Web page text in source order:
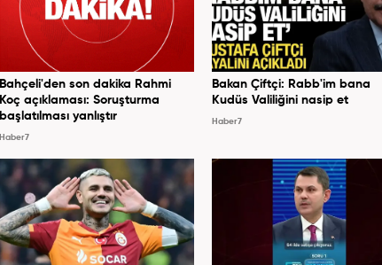
Bahçeli'den son dakika Rahmi
Koç açıklaması: Soruşturma
başlatılması yanlıştır
Haber7
Bakan Çiftçi: Rabb'im bana
Kudüs Valiliğini nasip et
Haber7